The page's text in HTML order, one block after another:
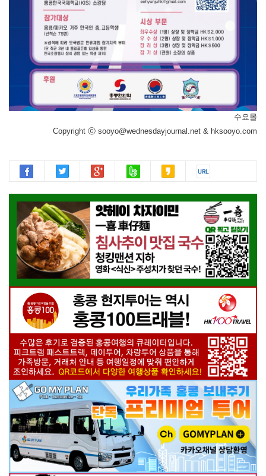
수요몰
Copyright ⓒ sooyo@wednesdayjournal.net & hksooyo.com